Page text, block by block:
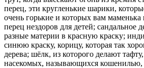
перец, эти кругленькие шарики,
очень горькие и которых вам маменька
перец нездоров для детей; сандальное
разные материи в красную краску;
синюю краску, корицу, которая так
дерева; шёлк, из которого делают
насекомых, называющихся кошенилью,